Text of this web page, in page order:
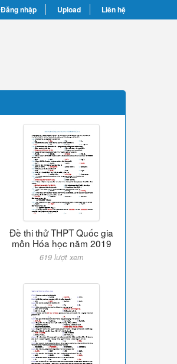
Đăng nhập Upload Liên hệ
Đề thi thử THPT Quốc gia
môn Hóa học năm 2019
619 lượt xem